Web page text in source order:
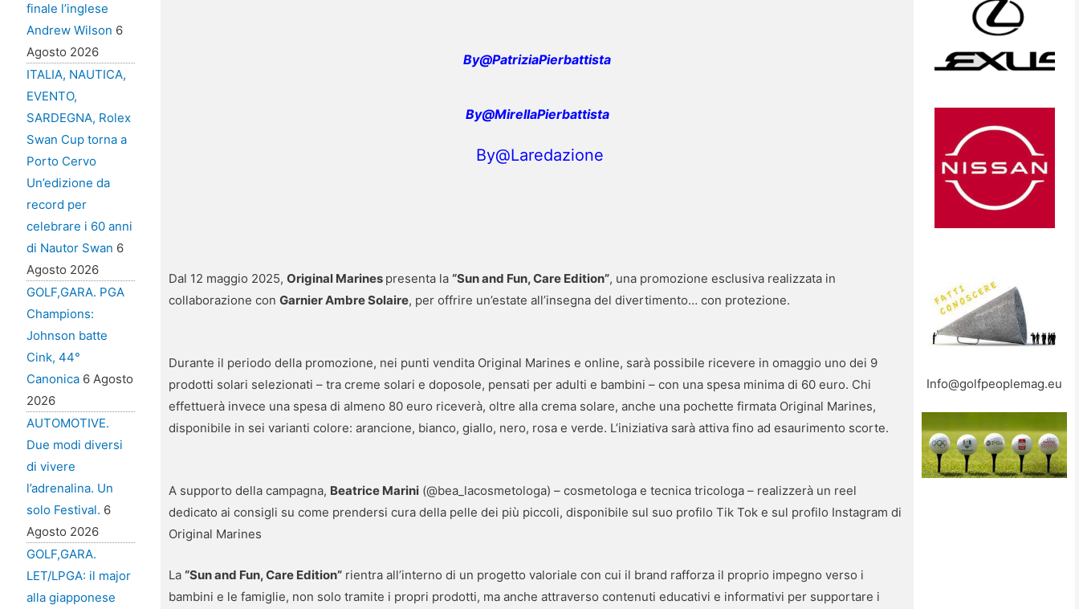
finale l’inglese
Andrew Wilson 6
Agosto 2026
ITALIA, NAUTICA,
EVENTO,
SARDEGNA, Rolex
Swan Cup torna a
Porto Cervo
Un’edizione da
record per
celebrare i 60 anni
di Nautor Swan 6
Agosto 2026
GOLF,GARA. PGA
Champions:
Johnson batte
Cink, 44°
Canonica 6 Agosto
2026
AUTOMOTIVE.
Due modi diversi
di vivere
l’adrenalina. Un
solo Festival. 6
Agosto 2026
GOLF,GARA.
LET/LPGA: il major
alla giapponese
By@PatriziaPierbattista
By@MirellaPierbattista
By@Laredazione
Dal 12 maggio 2025,Original Marines presenta la“Sun and Fun, Care Edition”, una promozione esclusiva realizzata in
collaborazione conGarnier Ambre Solaire, per offrire un’estate all’insegna del divertimento… con protezione.
Durante il periodo della promozione, nei punti vendita Original Marines e online, sarà possibile ricevere in omaggio uno dei 9
prodotti solari selezionati – tra creme solari e doposole, pensati per adulti e bambini – con una spesa minima di 60 euro. Chi
effettuerà invece una spesa di almeno 80 euro riceverà, oltre alla crema solare, anche una pochette firmata Original Marines,
disponibile in sei varianti colore: arancione, bianco, giallo, nero, rosa e verde. L’iniziativa sarà attiva fino ad esaurimento scorte.
A supporto della campagna, Beatrice Marini (@bea_lacosmetologa) – cosmetologa e tecnica tricologa – realizzerà un reel
dedicato ai consigli su come prendersi cura della pelle dei più piccoli, disponibile sul suo profilo Tik Tok e sul profilo Instagram di
Original Marines
La“Sun and Fun, Care Edition” rientra all’interno di un progetto valoriale con cui il brand rafforza il proprio impegno verso i
bambini e le famiglie, non solo tramite i propri prodotti, ma anche attraverso contenuti educativi e informativi per supportare i
Info@golfpeoplemag.eu